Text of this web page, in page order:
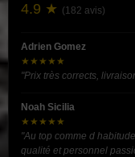
4.9 ★ (182 avis)
Adrien Gomez
★★★★★
"Prix très corrects,
Noah Sicilia
★★★★★
"Au top comme d
qualité et personnel